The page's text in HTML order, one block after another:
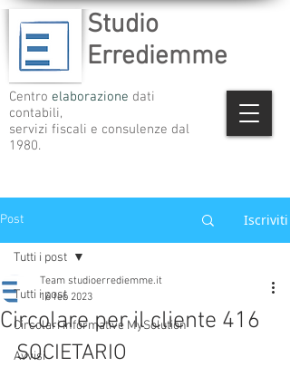
Studio
Errediemme
Centro elaborazione dati
contabili,
servizi fiscali e consulenze dal
1980.
Post Iscriviti
Tutti i post
Circolari informative MySolution
Avvisi
Tutti i post
Circolare per il cliente 416
Team studioerrediemme.it
16 feb 2023
SOCIETARIO